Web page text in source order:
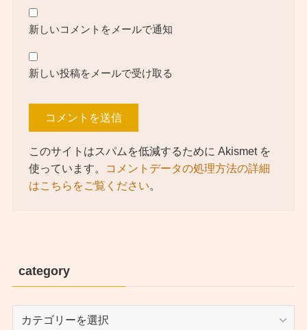
新しいコメントをメールで通知
新しい投稿をメールで受け取る
このサイトはスパムを低減するために Akismet を
使っています。
コメントデータの処理方法の詳細
はこちらをご覧ください。
category
category